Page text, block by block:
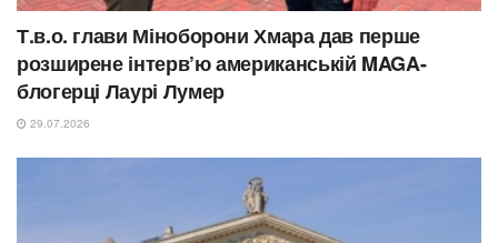
Т.в.о. глави Міноборони Хмара дав перше
розширене інтерв’ю американській MAGA-
блогерці Лаурі Лумер
29.07.2026